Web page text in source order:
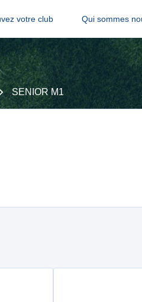
votre club Qui sommes
SENIOR M1